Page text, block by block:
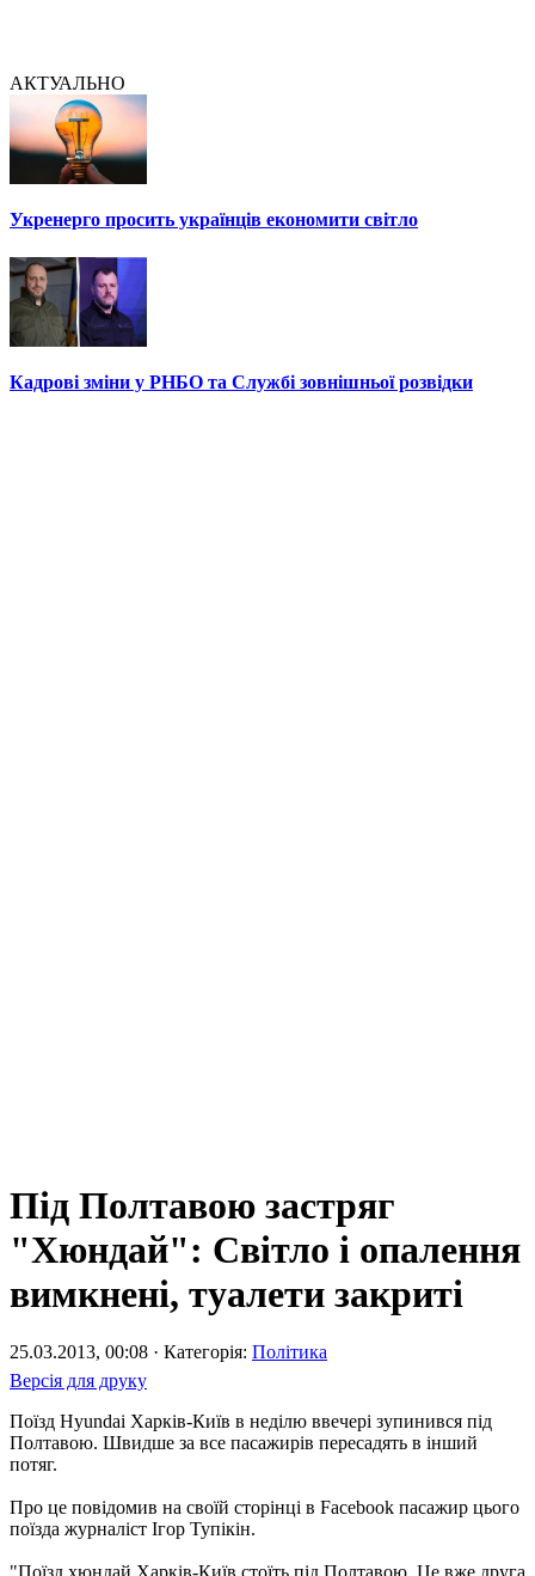
АКТУАЛЬНО
Укренерго просить українців економити світло
Кадрові зміни у РНБО та Службі зовнішньої розвідки
Під Полтавою застряг
"Хюндай": Світло і опалення
вимкнені, туалети закриті
25.03.2013, 00:08 · Категорія: Політика
Версія для друку
Поїзд Hyundai Харків-Київ в неділю ввечері зупинився під
Полтавою. Швидше за все пасажирів пересадять в інший
потяг.
Про це повідомив на своїй сторінці в Facebook пасажир цього
поїзда журналіст Ігор Тупікін.
"Поїзд хюндай Харків-Київ стоїть під Полтавою. Це вже друга